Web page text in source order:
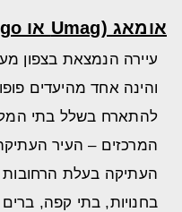
אומאג (Umag או Umago)
עיירה הנמצאת בצפון
והינה אחד מהיעדים
להתארח בשלל בתי
המרכזים – העיר
העתיקה בעלת הרחובות
בחנויות, בתי קפה,